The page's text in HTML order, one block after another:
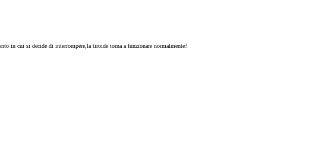
in cui si decide di interrompere,la tiroide torna a funzionare normalmente?